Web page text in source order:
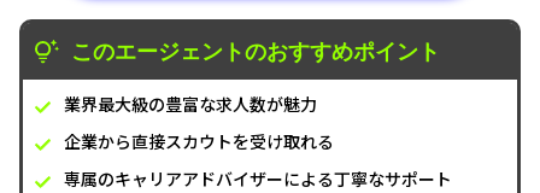
このエージェントのおすすめポイント
業界最大級の豊富な求人数が魅力
企業から直接スカウトを受け取れる
専属のキャリアアドバイザーによる丁寧なサポート